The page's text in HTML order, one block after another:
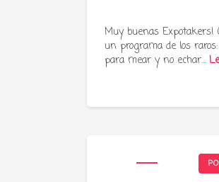
Muy buenas Expotakers!
un programa de los
para mear y no echar…